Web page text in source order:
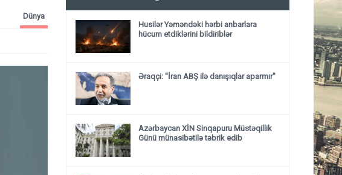
Dünya
Husilər Yəməndəki hərbi anbarlara
hücum etdiklərini bildiriblər
Əraqçi: "İran ABŞ ilə danışıqlar aparmır"
Azərbaycan XİN Sinqapuru Müstəqillik
Günü münasibətilə təbrik edib